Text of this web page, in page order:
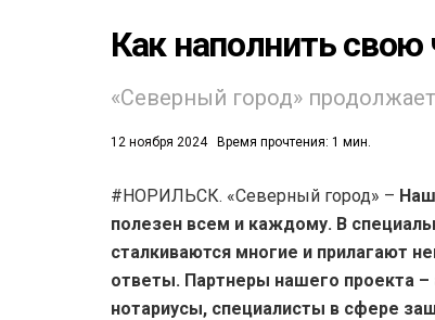
Как наполнить
«Северный город»
12 ноября 2024 Время прочтения: 1 мин.
#НОРИЛЬСК. «Северный город» – Наш
полезен всем и каждому. В
сталкиваются многие и прилагают
ответы. Партнеры нашего проекта
нотариусы, специалисты в сфере